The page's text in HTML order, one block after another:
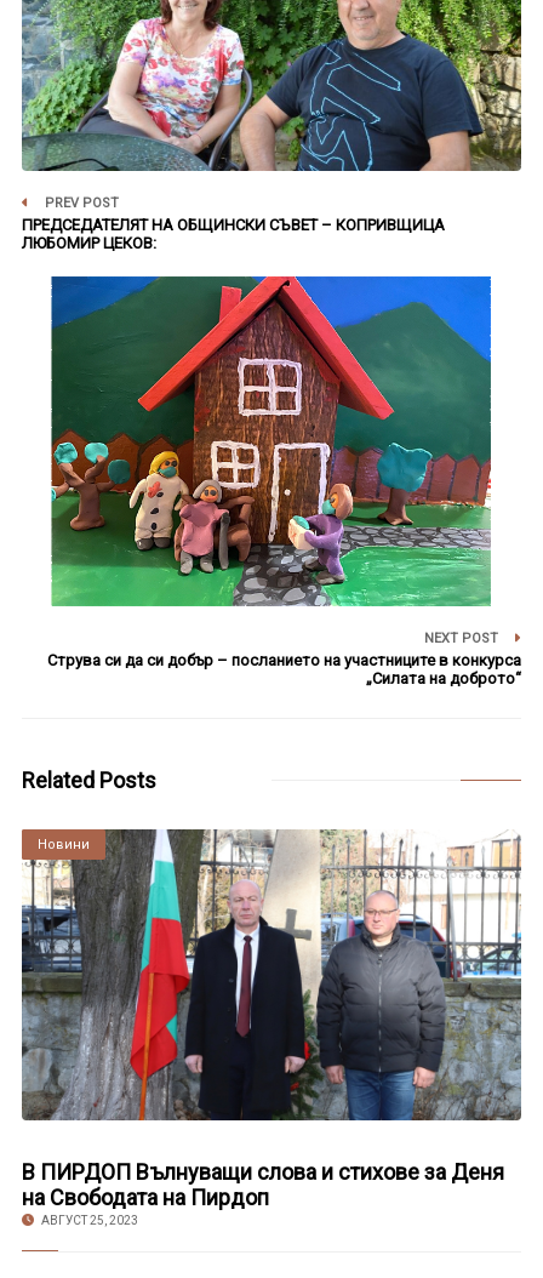
PREV POST
ПРЕДСЕДАТЕЛЯТ НА ОБЩИНСКИ СЪВЕТ – КОПРИВЩИЦА
ЛЮБОМИР ЦЕКОВ:
NEXT POST
Струва си да си добър – посланието на участниците в конкурса
„Силата на доброто“
Related Posts
Култура
Новини
В ПИРДОП Вълнуващи слова и стихове за Деня
на Свободата на Пирдоп
АВГУСТ 25, 2023